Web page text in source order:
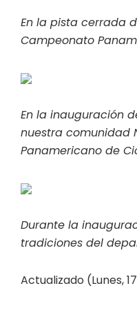
En la pista cerrada
Campeonato
En la inauguración
nuestra comunidad
Panamericano de
Durante la
tradiciones del
Actualizado (Lunes,